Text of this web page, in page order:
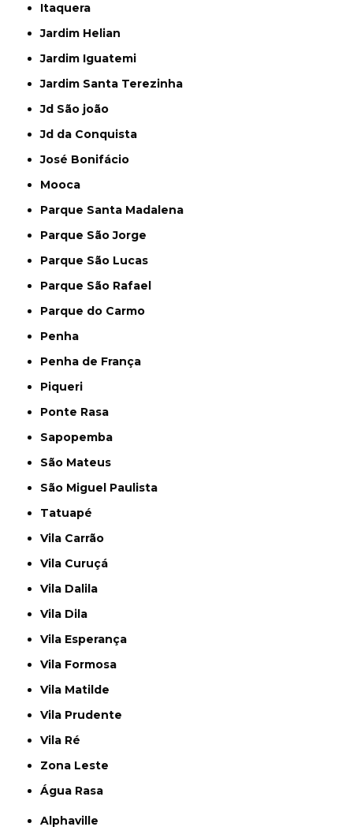
Itaquera
Jardim Helian
Jardim Iguatemi
Jardim Santa Terezinha
Jd São joão
Jd da Conquista
José Bonifácio
Mooca
Parque Santa Madalena
Parque São Jorge
Parque São Lucas
Parque São Rafael
Parque do Carmo
Penha
Penha de França
Piqueri
Ponte Rasa
Sapopemba
São Mateus
São Miguel Paulista
Tatuapé
Vila Carrão
Vila Curuçá
Vila Dalila
Vila Dila
Vila Esperança
Vila Formosa
Vila Matilde
Vila Prudente
Vila Ré
Zona Leste
Água Rasa
Alphaville